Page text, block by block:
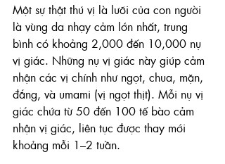
Một sự thật thú vị là lưỡi của con người
là vùng da nhạy cảm lớn nhất, trung
bình có khoảng 2,000 đến 10,000 nụ
vị giác. Những nụ vị giác này giúp cảm
nhận các vị chính như ngọt, chua, mặn,
đắng, và umami (vị ngọt thịt). Mỗi nụ vị
giác chứa từ 50 đến 100 tế bào cảm
nhận vị giác, liên tục được thay mới
khoảng mỗi 1–2 tuần.